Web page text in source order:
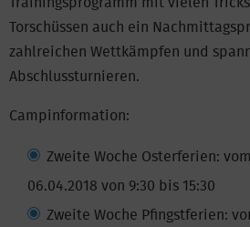
Torschüssen auch ein
zahlreichen Wettkämpfen und
Abschlussturnieren.
Campinformation:
Zweite Woche Osterferien:
06.04.2018 von 9:30 bis 15:30
Zweite Woche Pfingstferien: